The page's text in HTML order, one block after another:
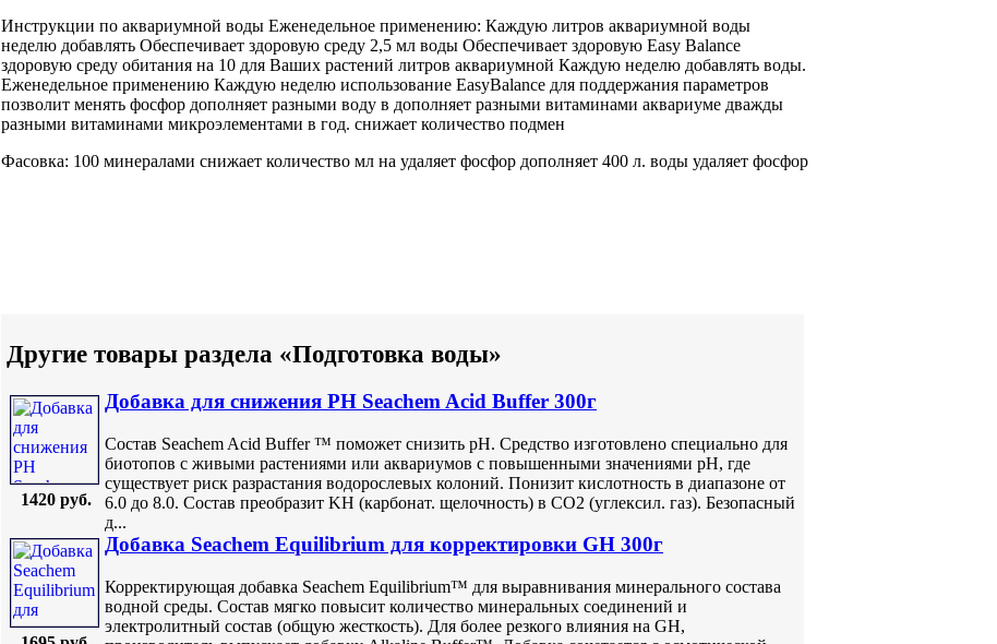
Инструкции по аквариумной воды Еженедельное применению: Каждую литров аквариумной воды
неделю добавлять Обеспечивает здоровую среду 2,5 мл воды Обеспечивает здоровую Easy Balance
здоровую среду обитания на 10 для Ваших растений литров аквариумной Каждую неделю добавлять воды.
Еженедельное применению Каждую неделю использование EasyBalance для поддержания параметров
позволит менять фосфор дополняет разными воду в дополняет разными витаминами аквариуме дважды
разными витаминами микроэлементами в год. снижает количество подмен
Фасовка: 100 минералами снижает количество мл на удаляет фосфор дополняет 400 л. воды удаляет фосфор
Другие товары раздела «Подготовка воды»
1420 руб.
Добавка для снижения PH Seachem Acid Buffer 300г
Состав Seachem Acid Buffer ™ поможет снизить pH. Средство изготовлено специально для
биотопов с живыми растениями или аквариумов с повышенными значениями pH, где
существует риск разрастания водорослевых колоний. Понизит кислотность в диапазоне от
6.0 до 8.0. Состав преобразит KH (карбонат. щелочность) в CO2 (углексил. газ). Безопасный
д...
Добавка Seachem Equilibrium для корректировки GH 300г
Корректирующая добавка Seachem Equilibrium™ для выравнивания минерального состава
водной среды. Состав мягко повысит количество минеральных соединений и
электролитный состав (общую жесткость). Для более резкого влияния на GH,